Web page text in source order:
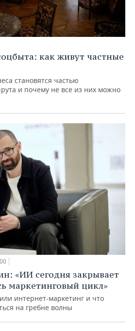
как живут частные
становятся частью
и почему не все из них можно
«ИИ сегодня закрывает
маркетинговый цикл»
интернет-маркетинг и что
на гребне волны